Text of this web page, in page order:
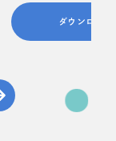
ダウンロード